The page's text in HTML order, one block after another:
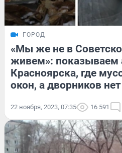
ГОРОД
«Мы же не в
живем»: показываем
Красноярска, где
окон, а дворников нет
22 ноября, 2023, 07:35 16 591